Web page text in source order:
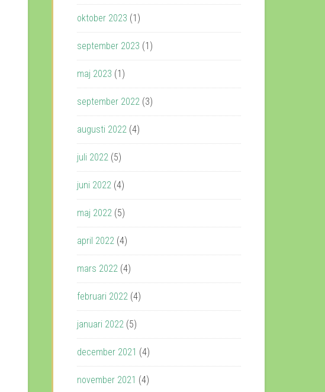
oktober 2023 (1)
september 2023 (1)
maj 2023 (1)
september 2022 (3)
augusti 2022 (4)
juli 2022 (5)
juni 2022 (4)
maj 2022 (5)
april 2022 (4)
mars 2022 (4)
februari 2022 (4)
januari 2022 (5)
december 2021 (4)
november 2021 (4)